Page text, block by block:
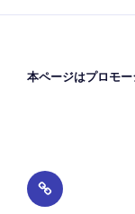
本ページはプロモー
プ
ラ